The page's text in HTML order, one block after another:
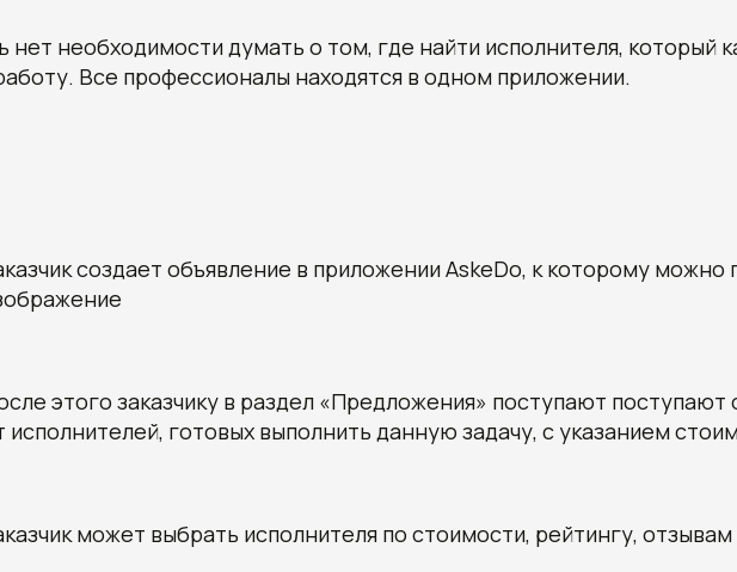
нет необходимости думать о том, где найти исполнителя, который
Все профессионалы находятся в одном приложении.
создает объявление в приложении AskeDo, к которому можно
этого заказчику в раздел «Предложения» поступают
исполнителей, готовых выполнить данную задачу, с указанием
может выбрать исполнителя по стоимости, рейтингу,